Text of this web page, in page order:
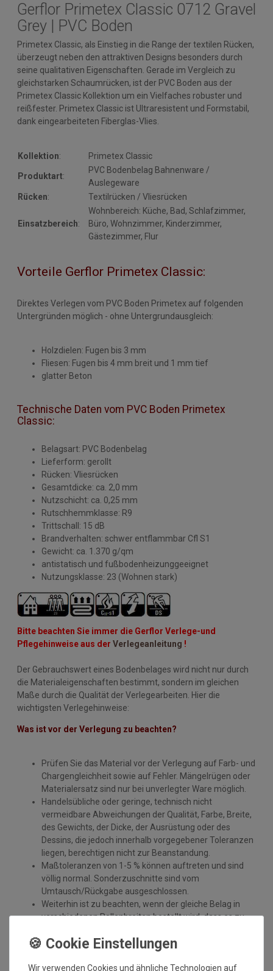
Gerflor Primetex Classic 0712 Gravel
Grey | PVC Boden
Primetex Classic, als Einstieg in die Range der textilen Rücken,
überzeugt neben den attraktiven Designs besonders durch
seine qualitativen Eigenschaften. Gerade im Vergleich zu
gleichstarken Schaumrücken, ist der PVC Boden aus der
Primetex Classic Kollektion um ein Vielfaches robuster und
reißfester. Primetex Classic ist Ultraresistent und Formstabil,
dank eingearbeiteten Fiberglas-Vlies.
Kollektion: Primetex Classic
Produktart:
PVC Bodenbelag Bahnenware /
Auslegeware
Rücken: Textilrücken / Vliesrücken
Einsatzbereich:
Wohnbereich: Küche, Bad, Schlafzimmer,
Büro, Wohnzimmer, Kinderzimmer,
Gästezimmer, Flur
Vorteile Gerflor Primetex Classic:
Direktes Verlegen vom PVC Boden Primetex auf folgenden
Untergründen möglich - ohne Untergrundausgleich:
Holzdielen: Fugen bis 3 mm
Fliesen: Fugen bis 4 mm breit und 1 mm tief
glatter Beton
Technische Daten vom PVC Boden Primetex
Classic:
Belagsart: PVC Bodenbelag
Lieferform: gerollt
Rücken: Vliesrücken
Gesamtdicke: ca. 2,0 mm
Nutzschicht: ca. 0,25 mm
Rutschhemmklasse: R9
Trittschall: 15 dB
Brandverhalten: schwer entflammbar Cfl S1
Gewicht: ca. 1.370 g/qm
antistatisch und fußbodenheizunggeeignet
Nutzungsklasse: 23 (Wohnen stark)
Bitte beachten Sie immer die Gerflor Verlege-und
Pflegehinweise aus der Verlegeanleitung !
Der Gebrauchswert eines Bodenbelages wird nicht nur durch
die Materialeigenschaften bestimmt, sondern im gleichen
Maße durch die Qualität der Verlegearbeiten. Hier die
wichtigsten Verlegehinweise:
Was ist vor der Verlegung zu beachten?
Prüfen Sie das Material vor der Verlegung auf Farb- und
Chargengleichheit sowie auf Fehler. Mängelrügen oder
Materialersatz sind nur bei unverlegter Ware möglich.
Handelsübliche oder geringe, technisch nicht
vermeidbare Abweichungen der Qualität, Farbe, Breite,
des Gewichts, der Dicke, der Ausrüstung oder des
Dessins, die jedoch innerhalb vorgegebener Toleranzen
liegen, berechtigen nicht zur Beanstandung.
Maßtoleranzen von 1-5 % können auftreten und sind
völlig normal. Sonderzuschnitte sind vom
Umtausch/Rückgabe ausgeschlossen.
Weiterhin ist zu beachten, wenn der gleiche Belag in
verschiedenen Rollenbreiten bestellt wird, dass es zu
Anfertigungen kommen kann.
Gerflor-Bodenbeläge sind Qualitätsprodukte mit hoher
Wir verwenden Cookies und ähnliche Technologien auf